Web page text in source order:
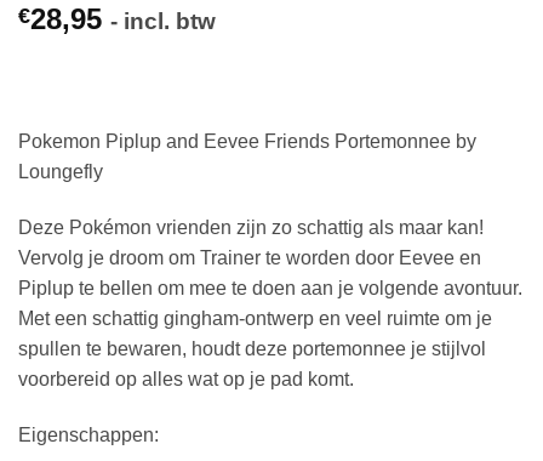
€28,95 - incl. btw
Pokemon Piplup and Eevee Friends Portemonnee by
Loungefly
Deze Pokémon vrienden zijn zo schattig als maar kan!
Vervolg je droom om Trainer te worden door Eevee en
Piplup te bellen om mee te doen aan je volgende avontuur.
Met een schattig gingham-ontwerp en veel ruimte om je
spullen te bewaren, houdt deze portemonnee je stijlvol
voorbereid op alles wat op je pad komt.
Eigenschappen: